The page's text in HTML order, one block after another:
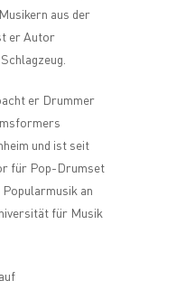
aus der
er Autor
er Drummer
und ist seit
für Pop-Drumset
an
für Musik